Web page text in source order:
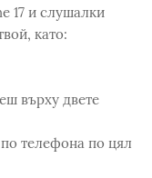
17 и слушалки
като:
върху двете
телефона по цял